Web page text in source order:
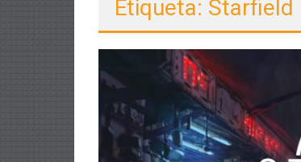
Etiqueta: Starfield